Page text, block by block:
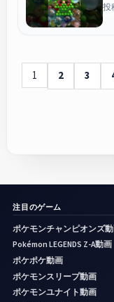
投
1 2 3
注目のゲーム
ポケモンチャンピオンズ
Pokémon LEGENDS Z-A動画
ポケポケ動画
ポケモンスリープ動画
ポケモンユナイト動画